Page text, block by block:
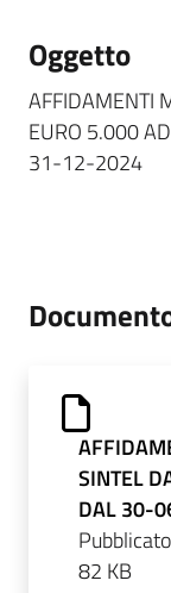
Oggetto
AFFIDAMENTI
EURO 5.000
31-12-2024
SINTEL
DAL 30-
82 KB